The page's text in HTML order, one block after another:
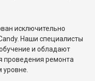
исключительно
Наши специалисты
и обладают
проведения ремонта